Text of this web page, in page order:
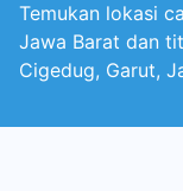
Temukan lokasi
Jawa Barat dan
Cigedug, Garut,